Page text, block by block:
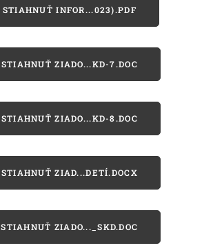
STIAHNUŤ INFOR...023).PDF
STIAHNUŤ ZIADO...KD-7.DOC
STIAHNUŤ ZIADO...KD-8.DOC
STIAHNUŤ ZIAD...DETÍ.DOCX
STIAHNUŤ ZIADO..._SKD.DOC